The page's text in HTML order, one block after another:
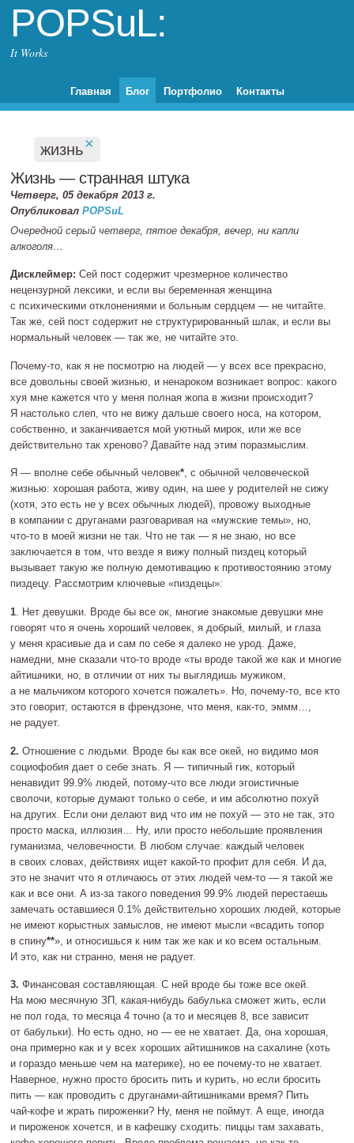
POPSuL:
It Works
Главная Блог Портфолио Контакты
жизнь×
Жизнь — странная штука
Четверг, 05 декабря 2013 г.
ОпубликовалPOPSuL
Очередной серый четверг, пятое декабря, вечер, ни капли
алкоголя…
Дисклеймер:Сей пост содержит чрезмерное количество
нецензурной лексики, и если вы беременная женщина
с психическими отклонениями и больным сердцем — не читайте.
Так же, сей пост содержит не структурированный шлак, и если вы
нормальный человек — так же, не читайте это.
Почему‐то , как я не посмотрю на людей — у всех все прекрасно,
все довольны своей жизнью, и ненароком возникает вопрос: какого
хуя мне кажется что у меня полная жопа в жизни происходит?
Я настолько слеп, что не вижу дальше своего носа, на котором,
собственно, и заканчивается мой уютный мирок, или же все
действительно так хреново? Давайте над этим поразмыслим.
Я — вполне себе обычный человек*, с обычной человеческой
жизнью: хорошая работа, живу один, на шее у родителей не сижу
(хотя, это есть не у всех обычных людей), провожу выходные
в компании с друганами разговаривая на «мужские темы», но,
что‐то в моей жизни не так. Что не так — я не знаю, но все
заключается в том, что везде я вижу полный пиздец который
вызывает такую же полную демотивацию к противостоянию этому
пиздецу. Рассмотрим ключевые «пиздецы»:
1. Нет девушки. Вроде бы все ок, многие знакомые девушки мне
говорят что я очень хороший человек, я добрый, милый, и глаза
у меня красивые да и сам по себе я далеко не урод. Даже,
намедни, мне сказаличто‐то вроде «ты вроде такой же как и многие
айтишники, но, в отличии от них ты выглядишь мужиком,
а не мальчиком которого хочется пожалеть». Но, почему‐то, все кто
это говорит, остаются в френдзоне, что меня,как‐то, эммм…,
не радует.
2. Отношение с людьми. Вроде бы как все окей, но видимо моя
социофобия дает о себе знать. Я — типичный гик, который
ненавидит 99.9% людей, потому‐что все люди эгоистичные
сволочи, которые думают только о себе, и им абсолютно похуй
на других. Если они делают вид что им не похуй — это не так, это
просто маска, иллюзия… Ну, или просто небольшие проявления
гуманизма, человечности. В любом случае: каждый человек
в своих словах, действиях ищеткакой‐то профит для себя. И да,
это не значит что я отличаюсь от этих людейчем‐то — я такой же
как и все они. А из‐за такого поведения 99.9% людей перестаешь
замечать оставшиеся 0.1% действительно хороших людей, которые
не имеют корыстных замыслов, не имеют мысли «всадить топор
в спину**», и относишься к ним так же как и ко всем остальным.
И это, как ни странно, меня не радует.
3. Финансовая составляющая. С ней вроде бы тоже все окей.
На мою месячную ЗП,какая‐нибудь бабулька сможет жить, если
не пол года, то месяца 4 точно (а то и месяцев 8, все зависит
от бабульки). Но есть одно, но — ее не хватает. Да, она хорошая,
она примерно как и у всех хороших айтишников на сахалине (хоть
и гораздо меньше чем на материке), но ее почему‐то не хватает.
Наверное, нужно просто бросить пить и курить, но если бросить
пить — как проводить сдруганами‐айтишниками время? Пить
чай‐кофе и жрать пироженки? Ну, меня не поймут. А еще, иногда
и пироженок хочется, и в кафешку сходить: пиццы там захавать,